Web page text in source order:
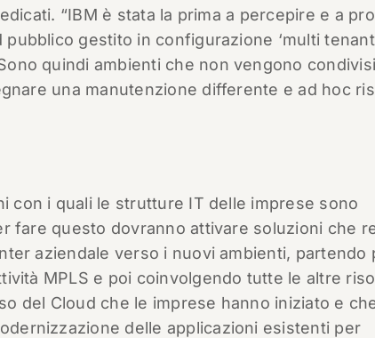
“IBM è stata la prima a percepire e a
gestito in configurazione ‘multi
quindi ambienti che non vengono
una manutenzione differente e ad hoc
con i quali le strutture IT delle imprese sono
fare questo dovranno attivare soluzioni che
aziendale verso i nuovi ambienti, partendo
MPLS e poi coinvolgendo tutte le altre
del Cloud che le imprese hanno iniziato e
delle applicazioni esistenti per